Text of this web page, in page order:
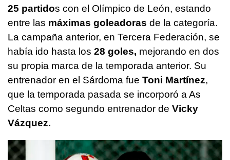
25 partidos con el Olímpico de León, estando
entre las máximas goleadoras de la categoría.
La campaña anterior, en Tercera Federación, se
había ido hasta los 28 goles, mejorando en dos
su propia marca de la temporada anterior. Su
entrenador en el Sárdoma fue Toni Martínez,
que la temporada pasada se incorporó a As
Celtas como segundo entrenador de Vicky
Vázquez.